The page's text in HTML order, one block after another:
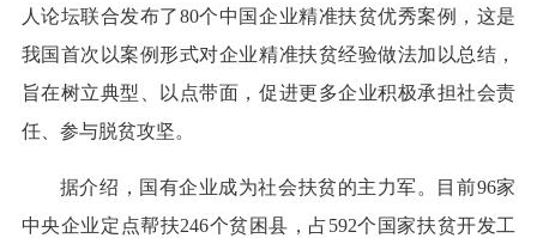
人论坛联合发布了80个中国企业精准扶贫优秀案例，这是
我国首次以案例形式对企业精准扶贫经验做法加以总结，
旨在树立典型、以点带面，促进更多企业积极承担社会责
任、参与脱贫攻坚。
据介绍，国有企业成为社会扶贫的主力军。目前96家
中央企业定点帮扶246个贫困县，占592个国家扶贫开发工